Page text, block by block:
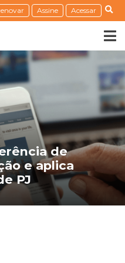
Assine Acessar
de
e aplica
PJ